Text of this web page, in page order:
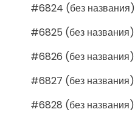
#6824 (без названия)
#6825 (без названия)
#6826 (без названия)
#6827 (без названия)
#6828 (без названия)